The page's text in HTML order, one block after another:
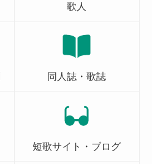
歌人
同人誌・歌誌
短歌サイト・ブログ